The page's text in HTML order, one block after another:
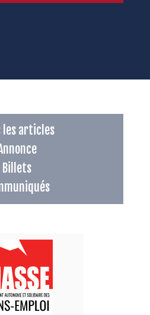
les articles
Billets